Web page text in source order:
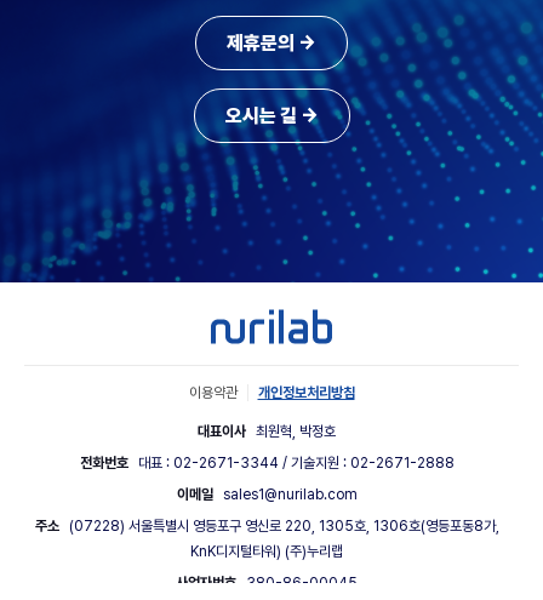
제휴문의 →
오시는 길 →
이용약관 개인정보처리방침
대표이사 최원혁, 박정호
전화번호
대표 : 02-2671-3344 / 기술지원 : 02-2671-2888
이메일
sales1@nurilab.com
주소
(07228) 서울특별시 영등포구 영신로 220, 1305호, 1306호(영등포동8가,
KnK디지털타워) (주)누리랩
사업자번호
380-86-00045